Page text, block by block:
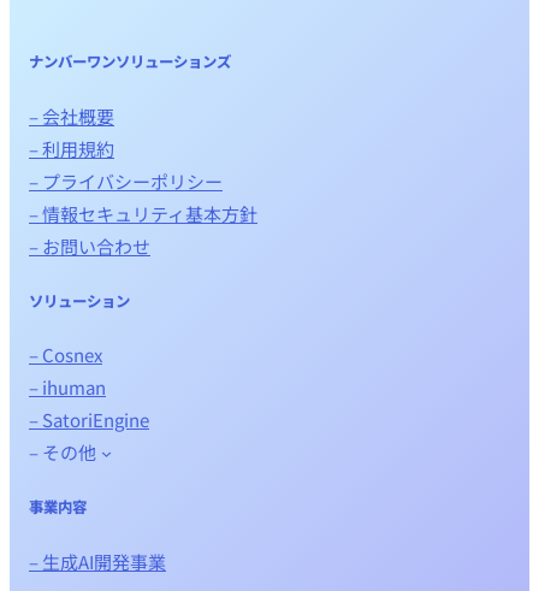
ナンバーワンソリューションズ
– 会社概要
– 利用規約
– プライバシーポリシー
– 情報セキュリティ基本方針
– お問い合わせ
ソリューション
– Cosnex
– ihuman
– SatoriEngine
– その他
事業内容
– 生成AI開発事業